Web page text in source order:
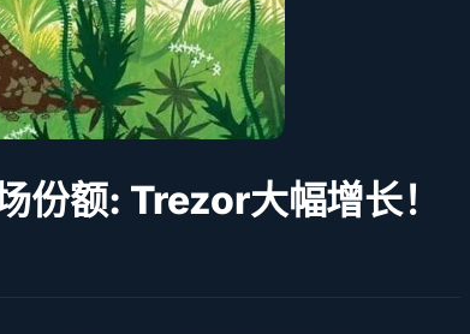
份额: Trezor大幅增长！